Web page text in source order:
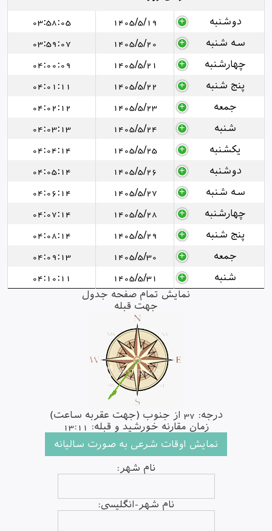
دوشنبه 1405/5/19
03:58:05
سه شنبه
1405/5/20
03:59:07
چهارشنبه
1405/5/21
04:00:09
پنج شنبه
1405/5/22
04:01:11
جمعه
1405/5/23
04:02:12
شنبه
1405/5/24
04:03:13
یکشنبه
1405/5/25
04:04:14
دوشنبه
1405/5/26
04:05:14
سه شنبه
1405/5/27
04:06:14
چهارشنبه
1405/5/28
04:07:14
پنج شنبه
1405/5/29
04:08:14
جمعه
1405/5/30
04:09:13
شنبه
1405/5/31
04:10:11
نمایش تمام صفحه جدول
جهت قبله
درجه: 37 از جنوب (جهت عقربه ساعت)
زمان مقارنه خورشید و قبله: 13:11
نام شهر:
نام شهر-انگلیسی: